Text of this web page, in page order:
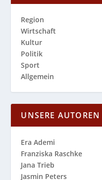
Region
Wirtschaft
Kultur
Politik
Sport
Allgemein
UNSERE AUTOREN
Era Ademi
Franziska Raschke
Jana Trieb
Jasmin Peters